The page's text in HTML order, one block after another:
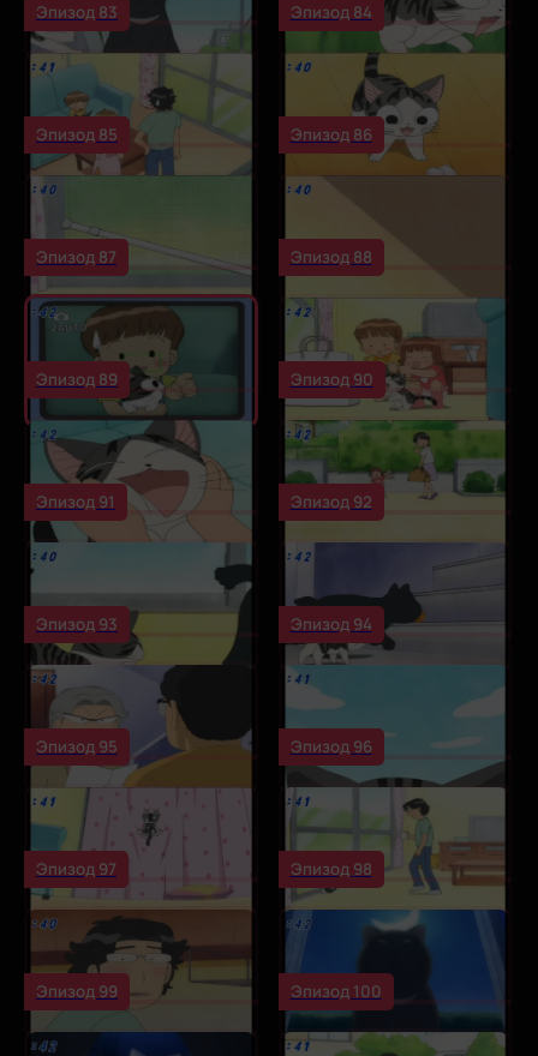
Эпизод 83 Эпизод 84
Эпизод 85 Эпизод 86
Эпизод 87 Эпизод 88
Эпизод 89 Эпизод 90
Эпизод 91 Эпизод 92
Эпизод 93 Эпизод 94
Эпизод 95 Эпизод 96
Эпизод 97 Эпизод 98
Эпизод 99 Эпизод 100